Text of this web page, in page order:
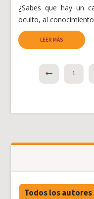
¿Sabes que hay un
oculto, al
LEER MÁS
PREVIOUS1
Todos los autores